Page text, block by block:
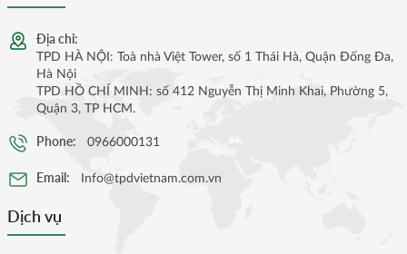
Địa chỉ:
TPD HÀ NỘI: Toà nhà Việt Tower, số 1 Thái Hà, Quận Đống Đa,
Hà Nội
TPD HỒ CHÍ MINH: số 412 Nguyễn Thị Minh Khai, Phường 5,
Quận 3, TP HCM.
Phone: 0966000131
Email: Info@tpdvietnam.com.vn
Dịch vụ